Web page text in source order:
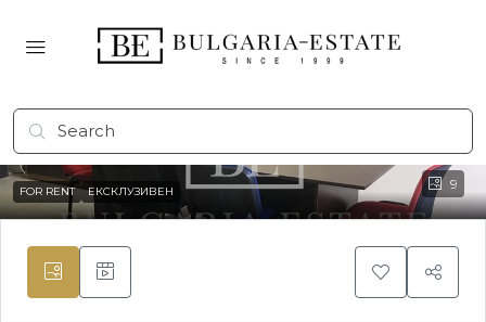
9
FOR RENT ЕКСКЛУЗИВЕН